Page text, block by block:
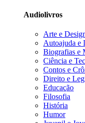
Audiolivros
Arte e
Autoajuda e
Biografias e
Ciência e
Contos e
Direito e
Educação
Filosofia
História
Humor